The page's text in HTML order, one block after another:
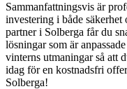
Sammanfattningsvis är
investering i både
partner i Solberga får du
lösningar som är
vinterns utmaningar så att
idag för en kostnadsfri
Solberga!